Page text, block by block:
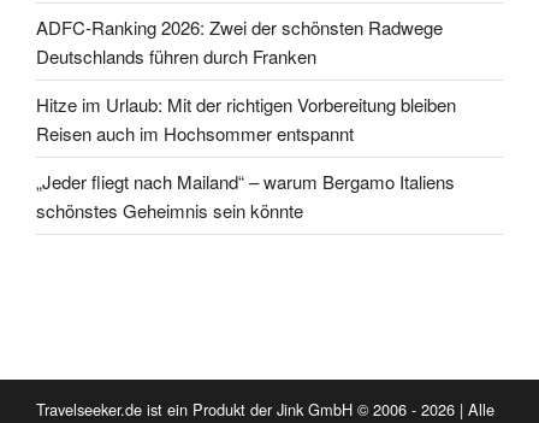
ADFC-Ranking 2026: Zwei der schönsten Radwege
Deutschlands führen durch Franken
Hitze im Urlaub: Mit der richtigen Vorbereitung bleiben
Reisen auch im Hochsommer entspannt
„Jeder fliegt nach Mailand“ – warum Bergamo Italiens
schönstes Geheimnis sein könnte
Travelseeker.de ist ein Produkt der Jink GmbH © 2006 - 2026 | Alle